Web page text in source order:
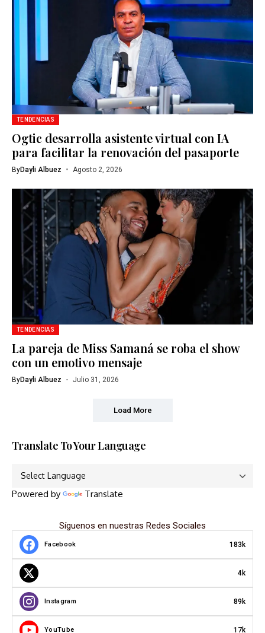
TENDENCIAS
Ogtic desarrolla asistente virtual con IA
para facilitar la renovación del pasaporte
ByDayli Albuez Agosto 2, 2026
TENDENCIAS
La pareja de Miss Samaná se roba el show
con un emotivo mensaje
ByDayli Albuez Julio 31, 2026
Load More
Translate To Your Language
Powered by Translate
Síguenos en nuestras Redes Sociales
Facebook 183k
4k
Instagram 89k
YouTube 17k